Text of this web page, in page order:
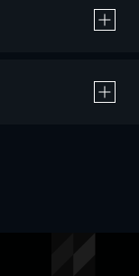
の購入 / レンタルです。
％のポイント還元です。